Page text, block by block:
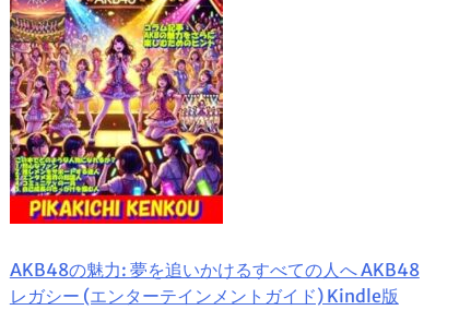
AKB48の魅力: 夢を追いかけるすべての人へ AKB48
レガシー (エンターテインメントガイド) Kindle版